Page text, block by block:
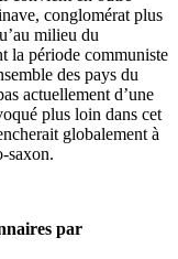
conglomérat plus
milieu du
la période communiste
des pays du
actuellement d’une
plus loin dans cet
globalement à
saxon.
par